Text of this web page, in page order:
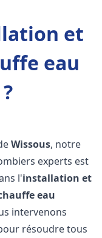
et
eau
Wissous, notre
experts est
l'installation et
eau
intervenons
résoudre tous